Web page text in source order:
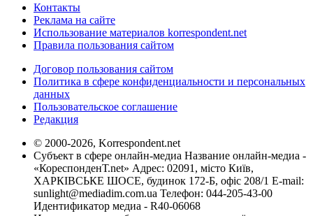
Контакты
Реклама на сайте
Использование материалов korrespondent.net
Правила пользования сайтом
Договор пользования сайтом
Политика в сфере конфиденциальности и персональных
данных
Пользовательское соглашение
Редакция
© 2000-2026, Korrespondent.net
Субъект в сфере онлайн-медиа Название онлайн-медиа -
«КореспонденТ.net» Адрес: 02091, місто Київ,
ХАРКІВСЬКЕ ШОСЕ, будинок 172-Б, офіс 208/1 E-mail:
sunlight@mediadim.com.ua Телефон: 044-205-43-00
Идентификатор медиа - R40-06068